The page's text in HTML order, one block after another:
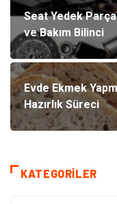
Seat Yedek
ve Bakım Bilinci
Evde Ekmek
Hazırlık Süreci
KATEGORILER